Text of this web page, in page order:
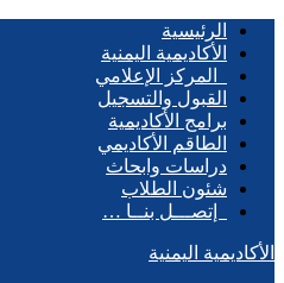
الرئيسية
الأكاديمية اليمنية
المركز الإعلامي
القبول والتسجيل
برامج الأكاديمية
الطاقم الأكاديمي
دراسات وابحاث
شئون الطلاب
إتصـــل بنــا …
الأكاديمية اليمنية